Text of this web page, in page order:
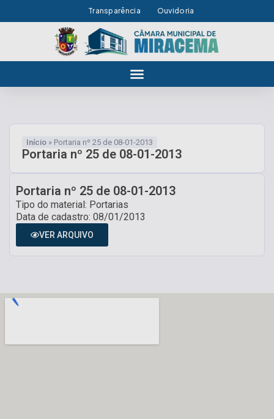
Transparência Ouvidoria
Início » Portaria nº 25 de 08-01-2013
Portaria nº 25 de 08-01-2013
Portaria nº 25 de 08-01-2013
Tipo do material: Portarias
Data de cadastro: 08/01/2013
VER ARQUIVO